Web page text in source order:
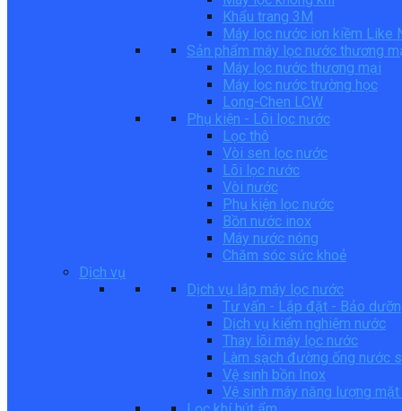
Khẩu trang 3M
Máy lọc nước ion kiềm Like
Sản phẩm máy lọc nước thương
Máy lọc nước thương mại
Máy lọc nước trường học
Long-Chen LCW
Phụ kiện - Lõi lọc nước
Lọc thô
Vòi sen lọc nước
Lõi lọc nước
Vòi nước
Phụ kiện lọc nước
Bồn nước inox
Máy nước nóng
Chăm sóc sức khoẻ
Dịch vụ
Dịch vụ lắp máy lọc nước
Tư vấn - Lắp đặt - Bảo
Dịch vụ kiểm nghiệm nước
Thay lõi máy lọc nước
Làm sạch đường ống nước
Vệ sinh bồn Inox
Vệ sinh máy năng lượng